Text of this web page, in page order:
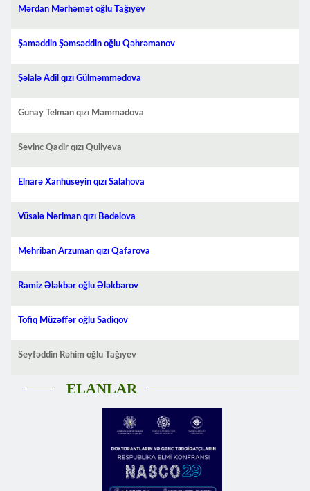
Mərdan Mərhəmət oğlu Tağıyev
Şaməddin Şəmsəddin oğlu Qəhrəmanov
Şəlalə Adil qızı Gülməmmədova
Günay Telman qızı Məmmədova
Sevinc Qadir qızı Quliyeva
Elnarə Xanhüseyin qızı Salahova
Vüsalə Nəriman qızı Bədəlova
Mehriban Arzuman qızı Qafarova
Ramiz Ələkbər oğlu Ələkbərov
Tofiq Müzəffər oğlu Sadiqov
Seyfəddin Rəhim oğlu Tağıyev
ELANLAR